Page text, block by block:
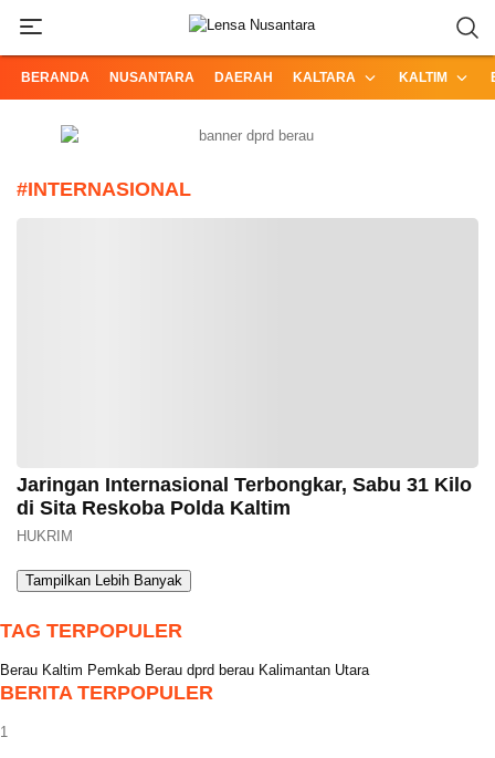
BERANDA NUSANTARA DAERAH KALTARA KALTIM
#INTERNASIONAL
Jaringan Internasional Terbongkar, Sabu 31 Kilo
di Sita Reskoba Polda Kaltim
HUKRIM
Tampilkan Lebih Banyak
TAG TERPOPULER
Berau Kaltim Pemkab Berau dprd berau Kalimantan Utara
BERITA TERPOPULER
1